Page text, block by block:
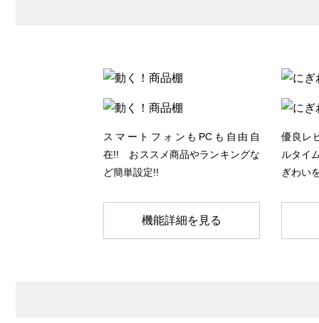
スマートフォンもPCも自由自
在!! おススメ商品やランキングな
ど簡単設定!!
機能詳細を見る
優良レ
ルタイ
ぎわい